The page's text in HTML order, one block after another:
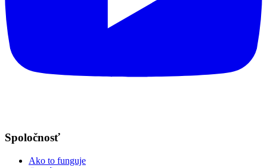
Spoločnosť
Ako to funguje